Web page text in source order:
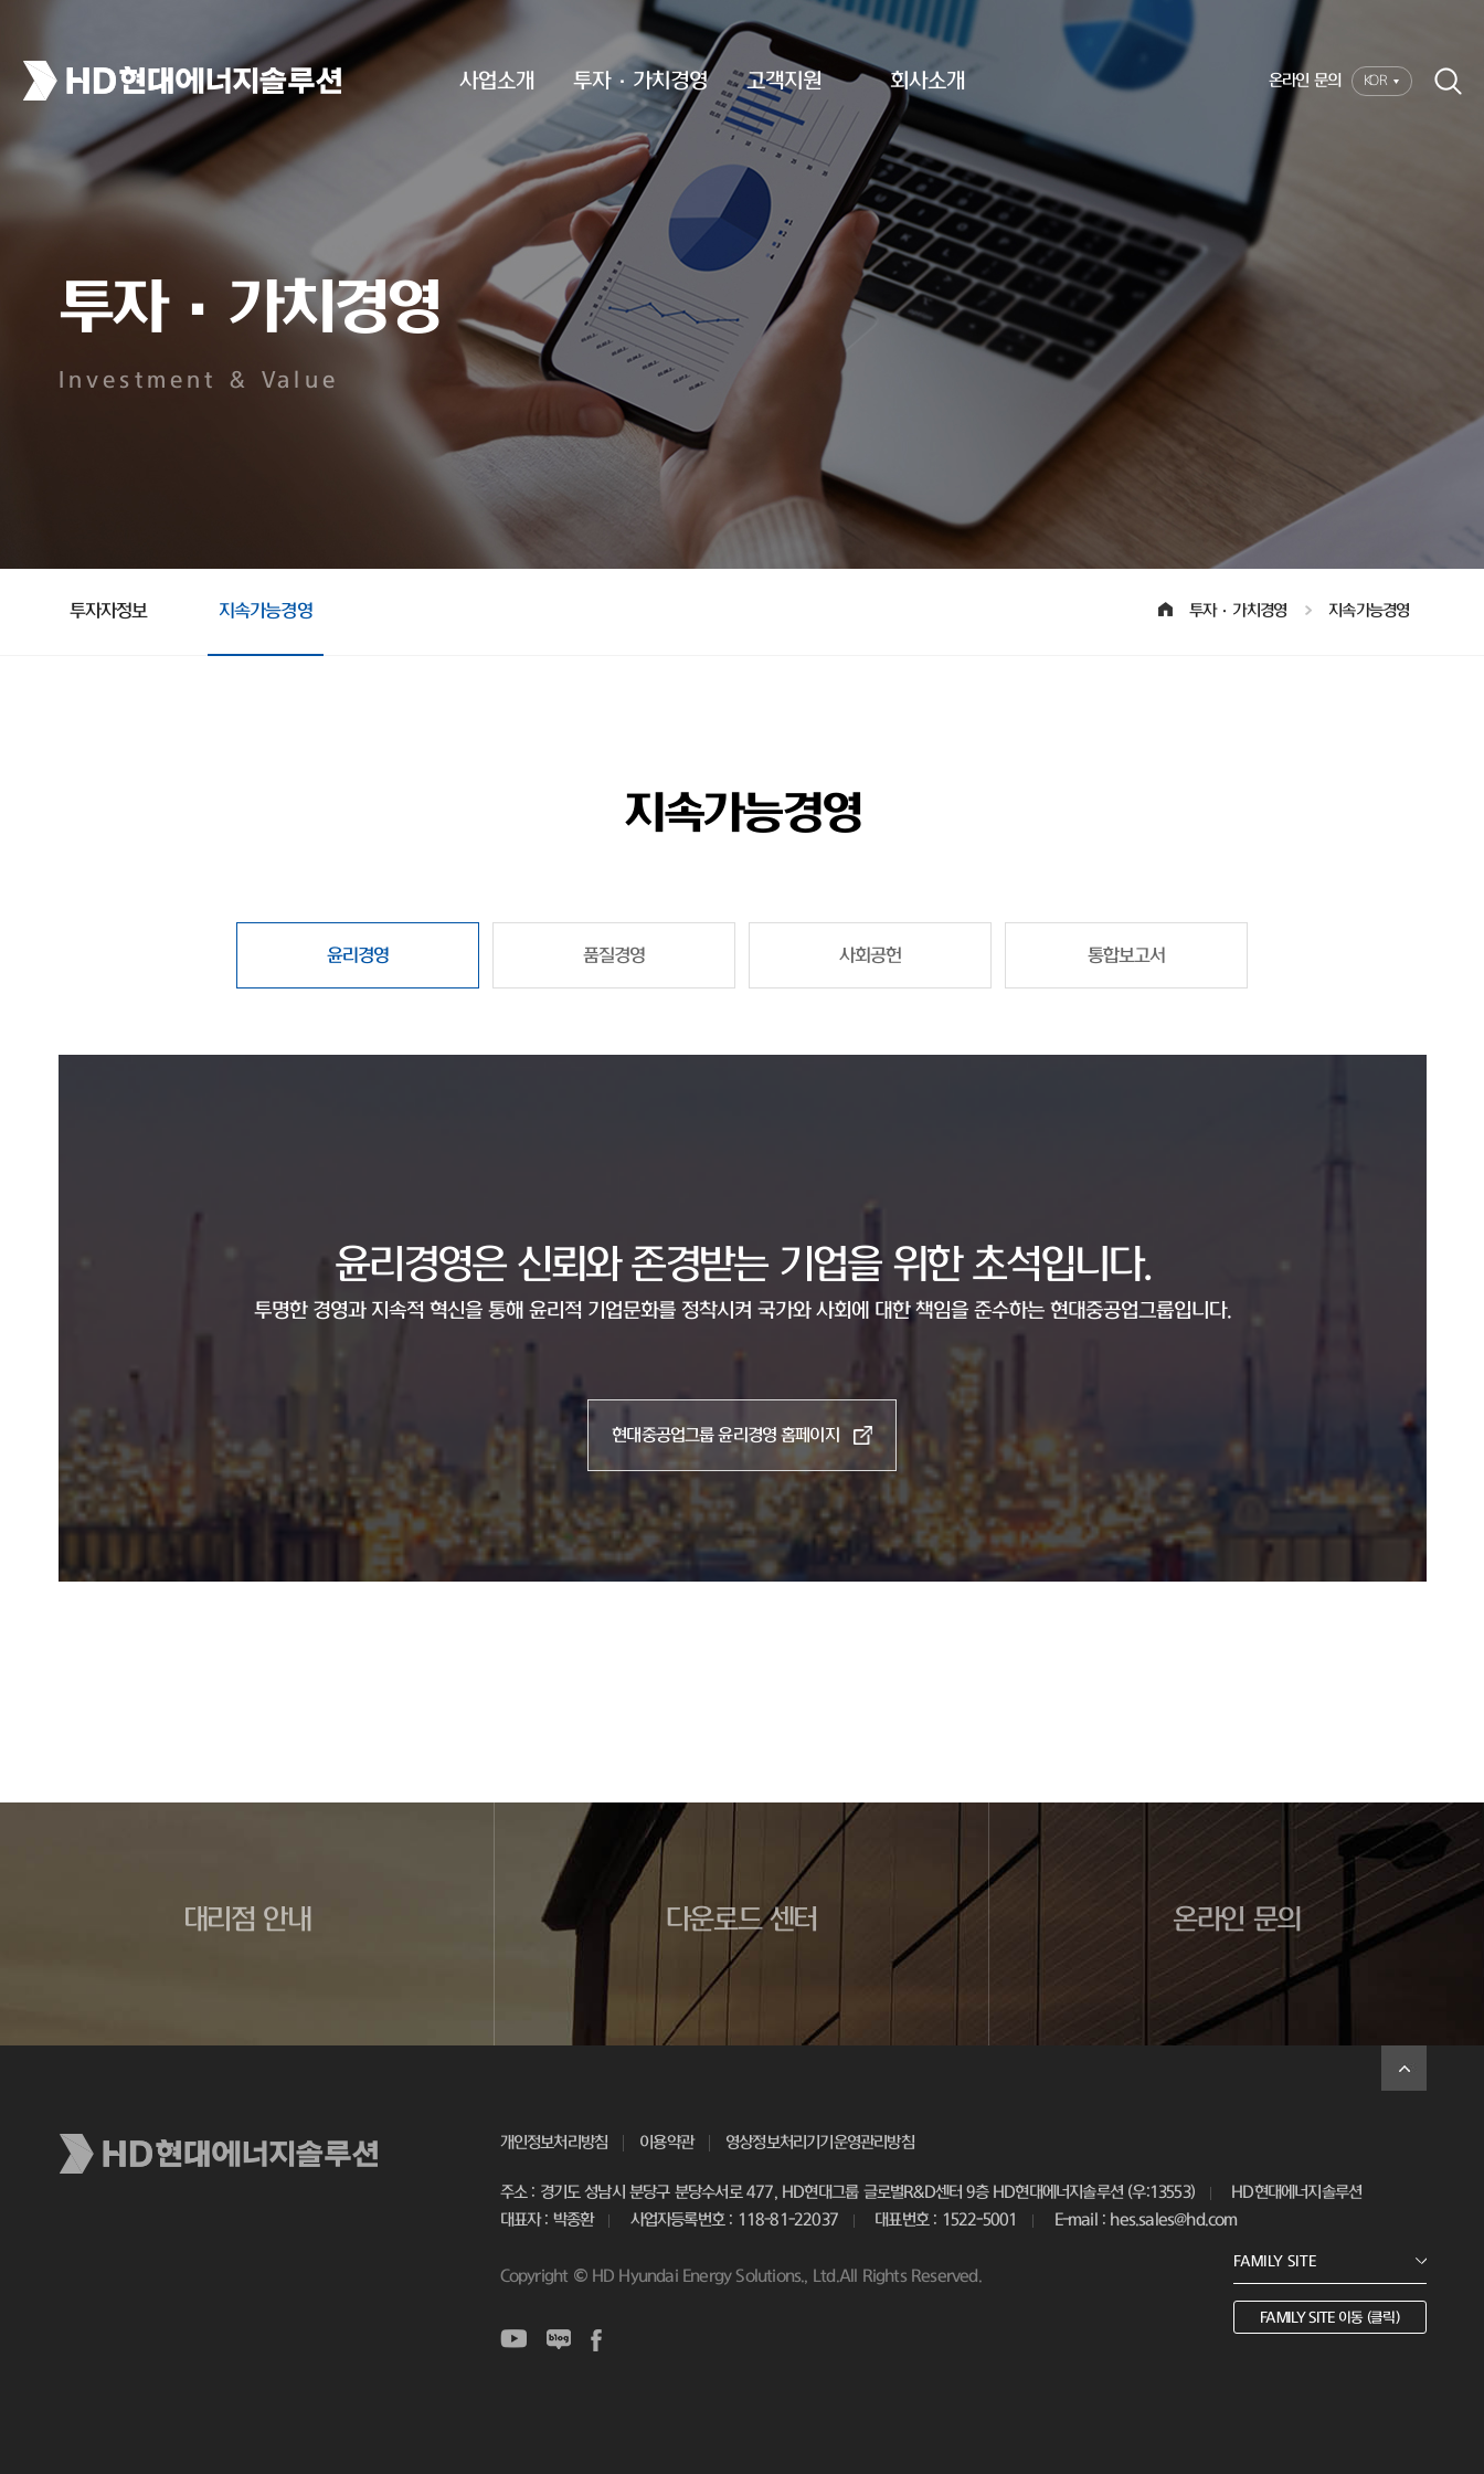
사업소개 투자·가치경영 고객지원 회사소개 온라인 문의 KOR
투자·가치경영
Investment & Value
투자자정보 지속가능경영 투자·가치경영 지속가능경영
지속가능경영
윤리경영 품질경영 사회공헌 통합보고서
윤리경영은 신뢰와 존경받는 기업을 위한 초석입니다.
투명한 경영과 지속적 혁신을 통해 윤리적 기업문화를 정착시켜 국가와 사회에 대한 책임을 준수하는 현대중공업그룹입니다.
현대중공업그룹 윤리경영 홈페이지
대리점 안내 다운로드 센터 온라인 문의
개인정보처리방침 이용약관 영상정보처리기기운영관리방침
주소 : 경기도 성남시 분당구 분당수서로 477, HD현대그룹 글로벌R&D센터 9층 HD현대에너지솔루션 (우:13553)
HD현대에너지솔루션
대표자 : 박종환
사업자등록번호 : 118-81-22037 대표번호 : 1522-5001 E-mail : hes.sales@hd.com
Copyright © HD Hyundai Energy Solutions., Ltd.All Rights Reserved.
FAMILY SITE 이동 (클릭)